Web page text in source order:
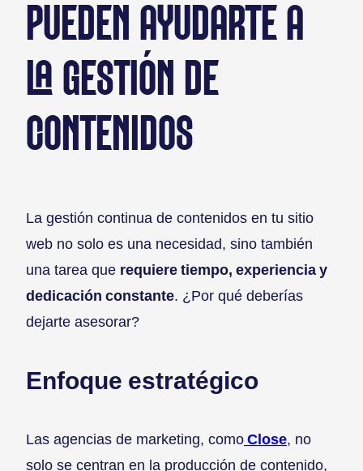
PUEDEN AYUDARTE A
LA GESTIÓN DE
CONTENIDOS
La gestión continua de contenidos en tu sitio
web no solo es una necesidad, sino también
una tarea que requiere tiempo, experiencia y
dedicación constante. ¿Por qué deberías
dejarte asesorar?
Enfoque estratégico
Las agencias de marketing, comoClose, no
solo se centran en la producción de contenido,